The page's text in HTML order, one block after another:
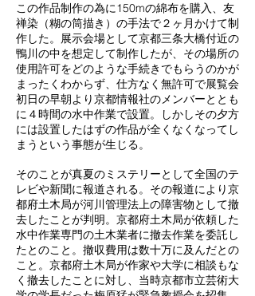
この作品制作の為に150mの綿布を購入、友
禅染（糊の筒描き）の手法で２ヶ月かけて制
作した。展示会場として京都三条大橋付近の
鴨川の中を想定して制作したが、その場所の
使用許可をどのような手続きでもらうのかが
まったくわからず、仕方なく無許可で展覧会
初日の早朝より京都情報社のメンバーととも
に４時間の水中作業で設置。しかしその夕方
には設置したはずの作品が全くなくなってし
まうという事態が生じる。
そのことが真夏のミステリーとして全国のテ
レビや新聞に報道される。その報道により京
都府土木局が河川管理法上の障害物として撤
去したことが判明。京都府土木局が依頼した
水中作業専門の土木業者に撤去作業を委託し
たとのこと。撤収費用は数十万に及んだとの
こと。京都府土木局が作家や大学に相談もな
く撤去したことに対し、当時京都市立芸術大